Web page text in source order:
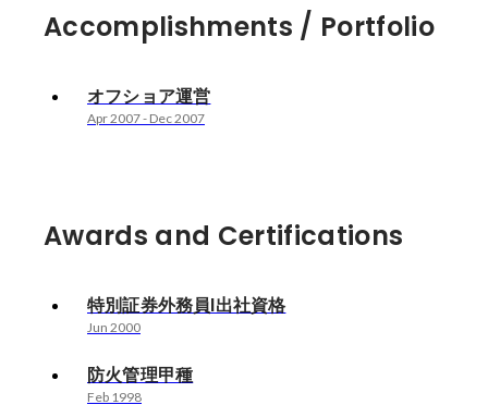
Accomplishments / Portfolio
オフショア運営
Apr 2007- Dec 2007
Awards and Certifications
特別証券外務員Ⅰ出社資格
Jun 2000
防火管理甲種
Feb 1998